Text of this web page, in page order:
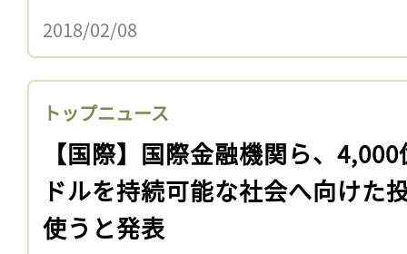
2018/02/08
トップニュース
【国際】国際金融機関ら、
ドルを持続可能な社会へ向けた
使うと発表